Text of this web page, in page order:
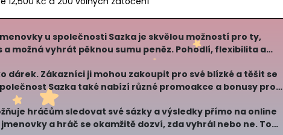
u společnosti Sazka je skvělou možností pro ty,
možná vyhrát pěknou sumu peněz. Pohodlí, flexibilita a
dárek. Zákazníci ji mohou zakoupit pro své blízké a těšit se
Sazka také nabízí různé promoakce a bonusy pro
hráčům sledovat své sázky a výsledky přímo na online
a hráč se okamžitě dozví, zda vyhrál nebo ne. To